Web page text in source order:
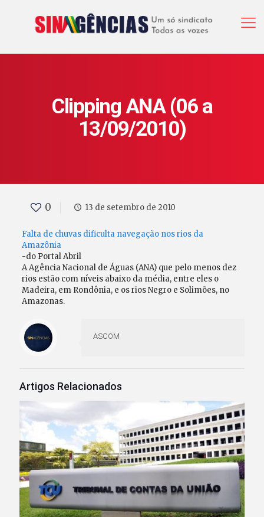
Clipping ANA (06 a
13/09/2010)
0 13 de setembro de 2010
Falta de chuvas dificulta navegação nos rios da
Amazônia
-do Portal Abril
A Agência Nacional de Águas (ANA) que pelo menos dez
rios estão com níveis abaixo da média, entre eles o
Madeira, em Rondônia, e os rios Negro e Solimões, no
Amazonas.
ASCOM
Artigos Relacionados